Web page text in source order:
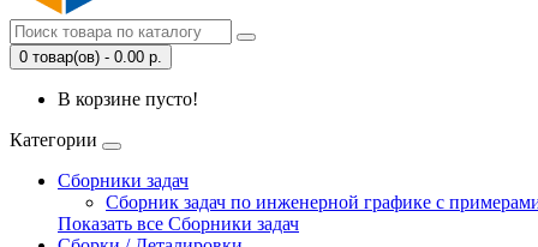
0 товар(ов) - 0.00 р.
В корзине пусто!
Категории
Сборники задач
Сборник задач по инженерной графике с
Показать все Сборники задач